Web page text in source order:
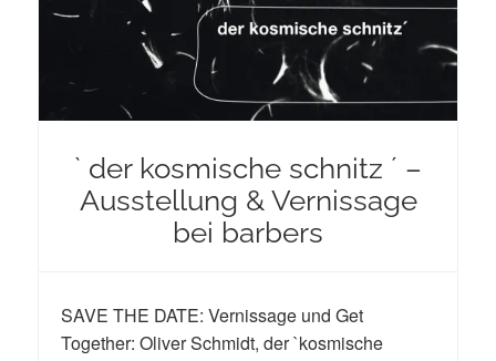
` der kosmische schnitz ´ –
Ausstellung & Vernissage
bei barbers
SAVE THE DATE: Vernissage und Get
Together: Oliver Schmidt, der `kosmische